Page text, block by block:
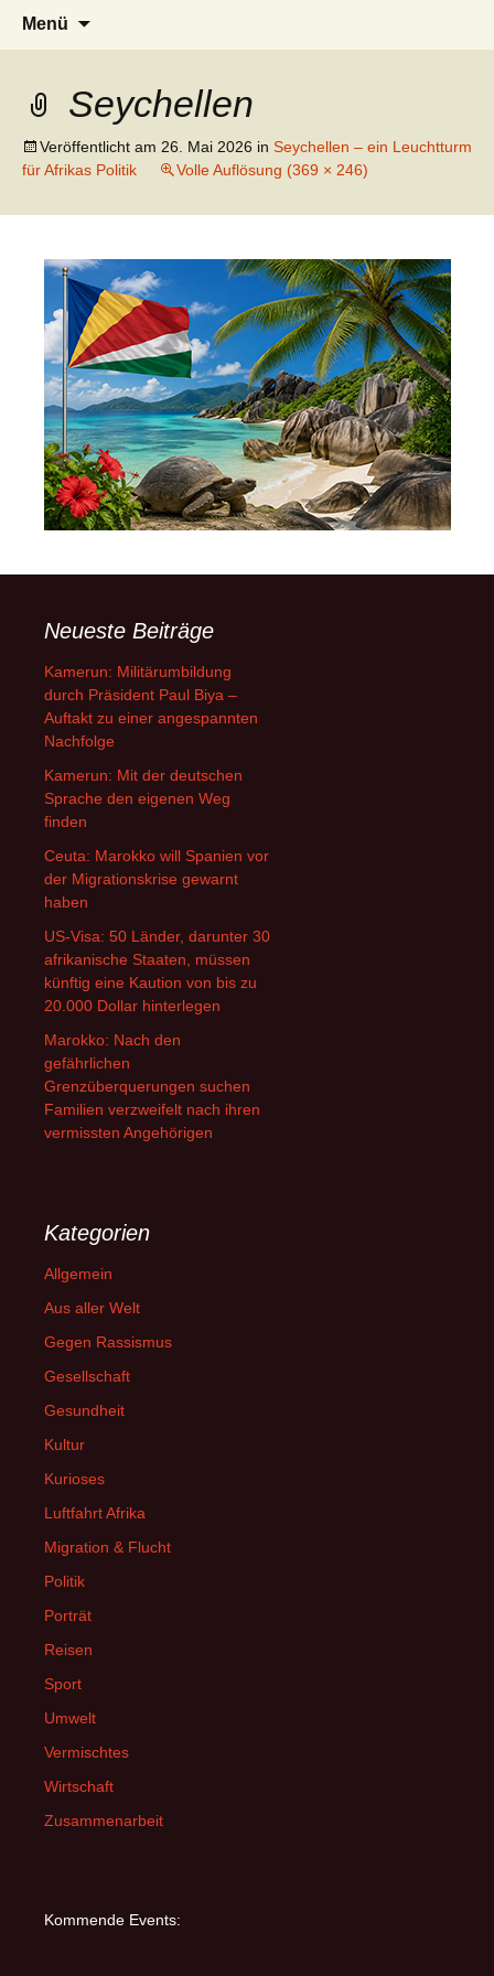
AFRICA live
Seit 1998: Aktuelles aus und mit Bezug
zu Afrika
Menü
Seychellen
Veröffentlicht am 26. Mai 2026 in Seychellen – ein Leuchtturm
für Afrikas Politik
Volle Auflösung (369 × 246)
Neueste Beiträge
Kamerun: Militärumbildung
durch Präsident Paul Biya –
Auftakt zu einer angespannten
Nachfolge
Kamerun: Mit der deutschen
Sprache den eigenen Weg
finden
Ceuta: Marokko will Spanien vor
der Migrationskrise gewarnt
haben
US-Visa: 50 Länder, darunter 30
afrikanische Staaten, müssen
künftig eine Kaution von bis zu
20.000 Dollar hinterlegen
Marokko: Nach den
gefährlichen
Grenzüberquerungen suchen
Familien verzweifelt nach ihren
vermissten Angehörigen
Kategorien
Allgemein
Aus aller Welt
Gegen Rassismus
Gesellschaft
Gesundheit
Kultur
Kurioses
Luftfahrt Afrika
Migration & Flucht
Politik
Porträt
Reisen
Sport
Umwelt
Vermischtes
Wirtschaft
Zusammenarbeit
Kommende Events: